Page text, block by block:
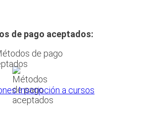
de pago aceptados:
Inscripción a cursos